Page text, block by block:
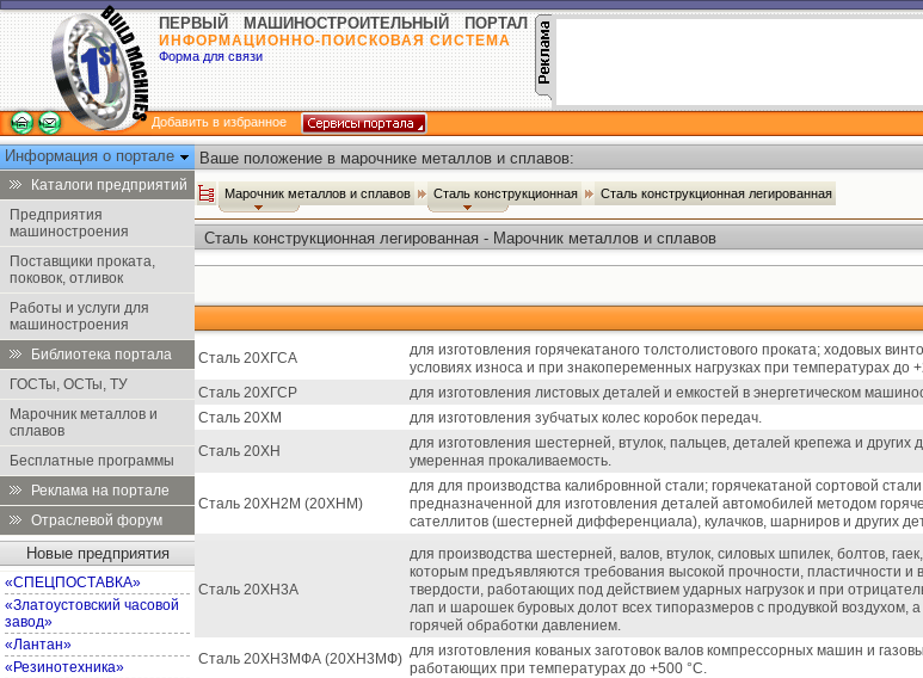
ПЕРВЫЙ МАШИНОСТРОИТЕЛЬНЫЙ ПОРТАЛ
ИНФОРМАЦИОННО-ПОИСКОВАЯ СИСТЕМА
Форма для связи
Добавить в избранное
Информация о портале
Каталоги предприятий
Предприятия
машиностроения
Поставщики проката,
поковок, отливок
Работы и услуги для
машиностроения
Библиотека портала
ГОСТы, ОСТы, ТУ
Марочник металлов и
сплавов
Бесплатные программы
Реклама на портале
Отраслевой форум
Новые предприятия
«СПЕЦПОСТАВКА»
«Златоустовский часовой
завод»
«Лантан»
«Резинотехника»
Ваше положение в марочнике металлов и сплавов:
Марочник металлов и сплавов Сталь конструкционная Сталь конструкционная легированная
Сталь конструкционная легированная - Марочник металлов и сплавов
Сталь 20ХГСА
для изготовления горячекатаного толстолистового проката; ходовых
условиях износа и при знакопеременных нагрузках при температурах до
Сталь 20ХГСР
для изготовления листовых деталей и емкостей в энергетическом
Сталь 20ХМ
для изготовления зубчатых колес коробок передач.
Сталь 20ХН
для изготовления шестерней, втулок, пальцев, деталей крепежа и
умеренная прокаливаемость.
Сталь 20ХН2М (20ХНМ)
для для производства калибровнной стали; горячекатаной сортовой
предназначенной для изготовления деталей автомобилей методом
сателлитов (шестерней дифференциала), кулачков, шарниров и других
Сталь 20ХН3А
для производства шестерней, валов, втулок, силовых шпилек, болтов,
которым предъявляются требования высокой прочности, пластичности и
твердости, работающих под действием ударных нагрузок и при
лап и шарошек буровых долот всех типоразмеров с продувкой воздухом,
горячей обработки давлением.
Сталь 20ХН3МФА (20ХН3МФ) для изготовления кованых заготовок валов компрессорных машин и
работающих при температурах до +500 °С.